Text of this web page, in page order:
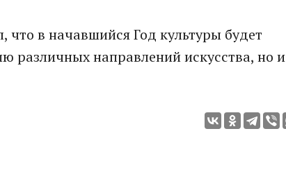
что в начавшийся Год культуры будет
различных направлений искусства, но и